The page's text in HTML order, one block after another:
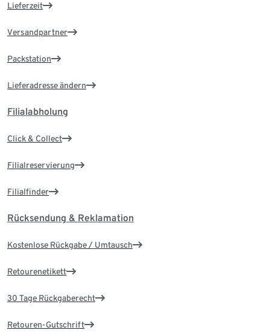
Lieferzeit
Versandpartner
Packstation
Lieferadresse ändern
Filialabholung
Click & Collect
Filialreservierung
Filialfinder
Rücksendung & Reklamation
Kostenlose Rückgabe / Umtausch
Retourenetikett
30 Tage Rückgaberecht
Retouren-Gutschrift